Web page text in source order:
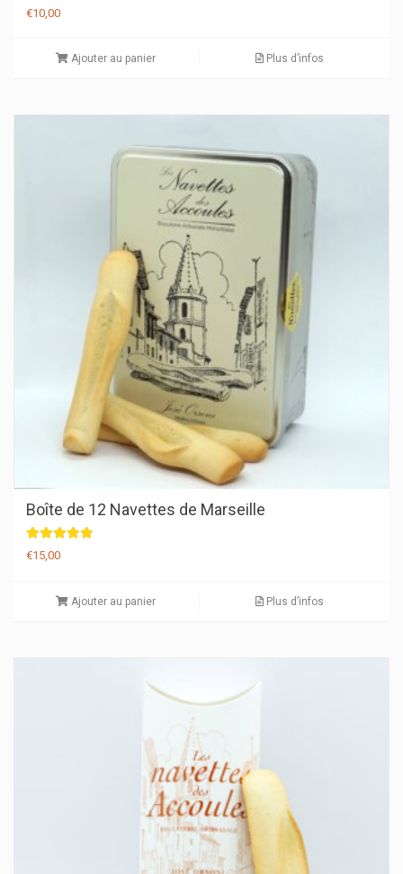
Note
5.00
€10,00
Ajouter au panier Plus d’infos
Boîte de 12 Navettes de Marseille
Note
4.90
€15,00
Ajouter au panier Plus d’infos